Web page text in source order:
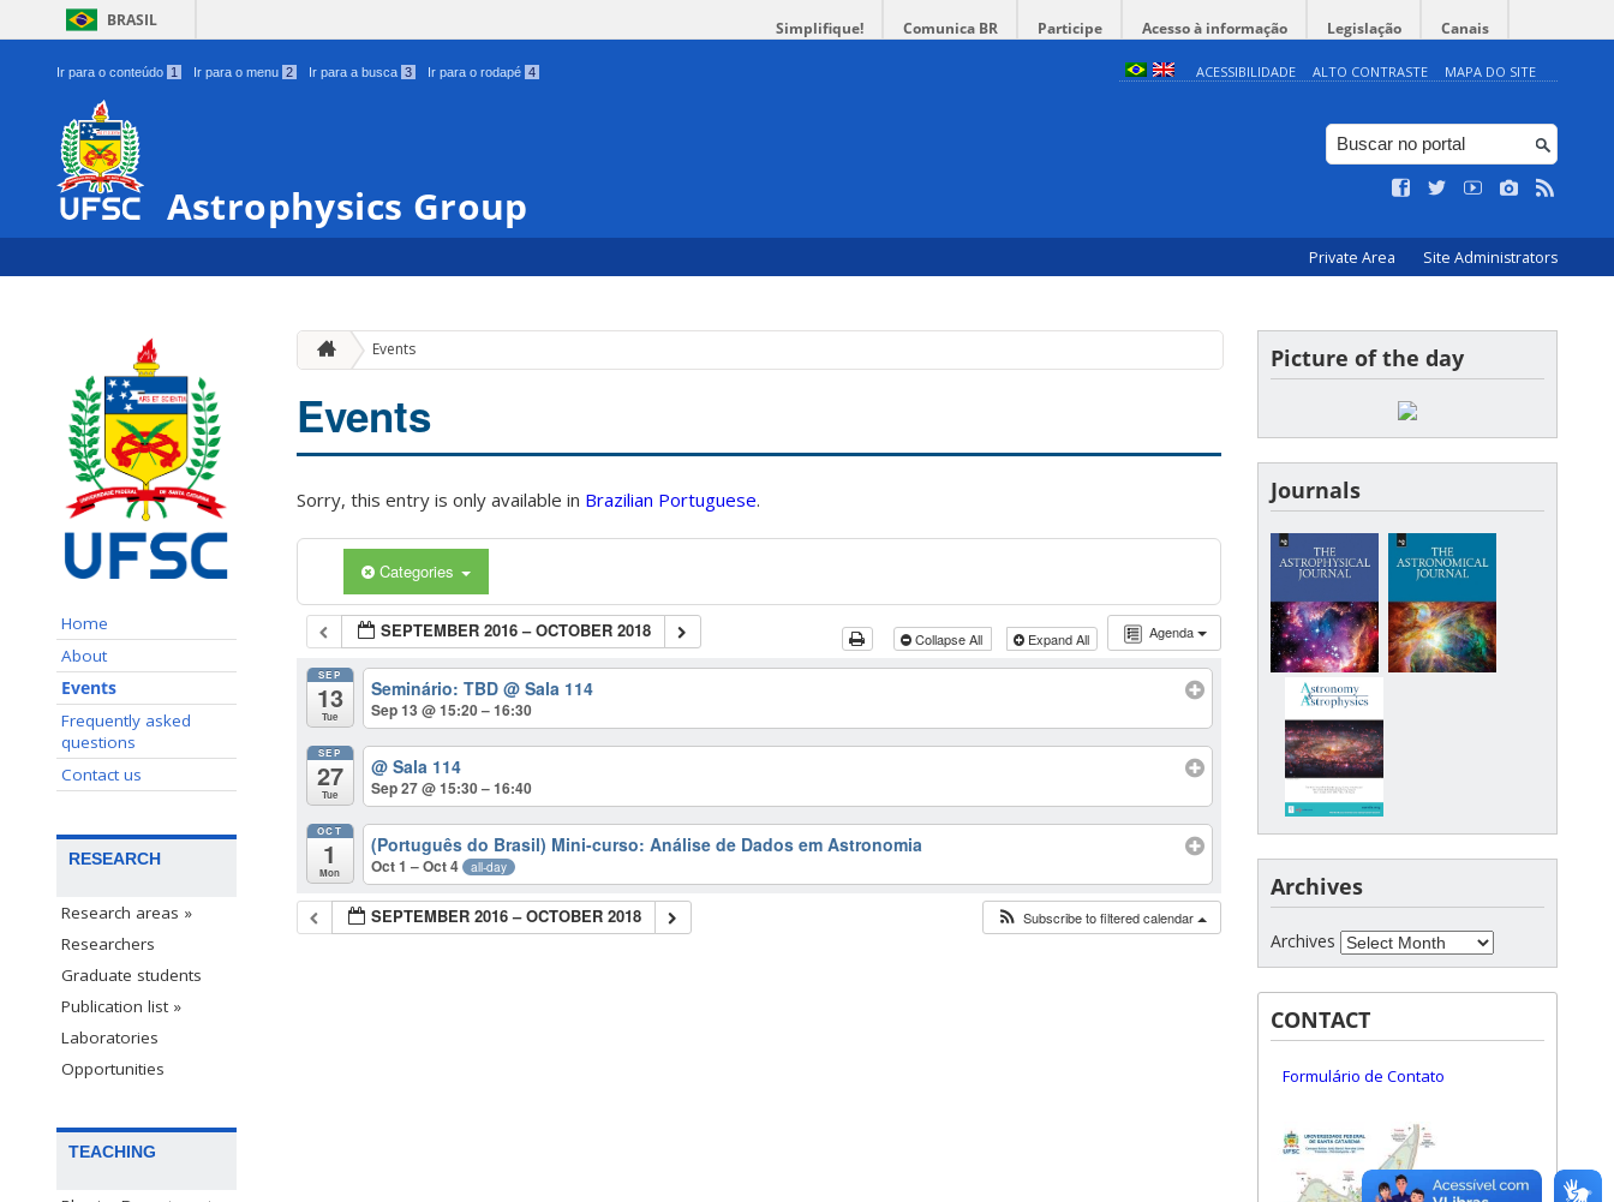
BRASIL Simplifique! Comunica BR Participe Acesso à informação Legislação Canais
Ir para o conteúdo 1 Ir para o menu 2 Ir para a busca 3 Ir para o rodapé 4 ACESSIBILIDADE ALTO CONTRASTE MAPA DO SITE
Astrophysics Group
Private Area Site Administrators
Home
About
Events
Frequently asked
questions
Contact us
RESEARCH
Research areas »
Researchers
Graduate students
Publication list »
Laboratories
Opportunities
TEACHING
Events
Events
Sorry, this entry is only available in Brazilian Portuguese.
Categories
Agenda
SEPTEMBER 2016 – OCTOBER 2018 Collapse All Expand All
SEP
13
Tue
Seminário: TBD @ Sala 114
Sep 13 @ 15:20 – 16:30
SEP
27
Tue
@ Sala 114
Sep 27 @ 15:30 – 16:40
OCT
1
Mon
(Português do Brasil) Mini-curso: Análise de Dados em Astronomia
Oct 1 – Oct 4 all-day
SEPTEMBER 2016 – OCTOBER 2018 Subscribe to filtered calendar
Picture of the day
Journals
Archives
Archives
CONTACT
Formulário de Contato